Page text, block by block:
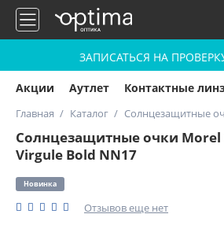
ЗАПИСАТЬСЯ НА
Акции Аутлет Контактные
Главная Каталог Солнцезащитные
Солнцезащитные очки Morel
Virgule Bold NN17
Новинка
Отзывов еще нет